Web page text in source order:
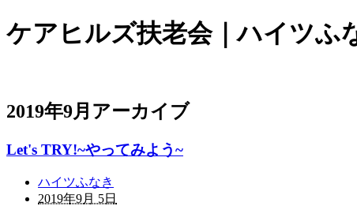
ケアヒルズ扶老会｜ハイツふ
2019年9月アーカイブ
Let's TRY!~やってみよう~
ハイツふなき
2019年9月 5日